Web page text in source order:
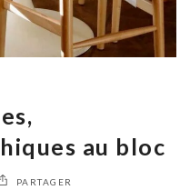
au bloc
PARTAGER